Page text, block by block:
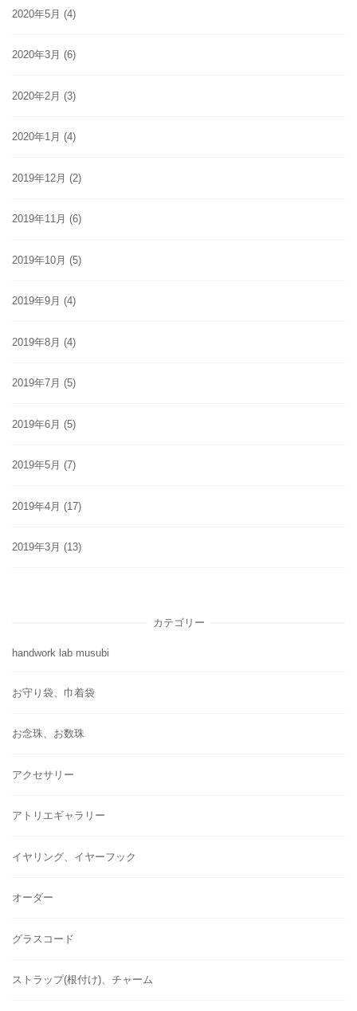
2020年5月 (4)
2020年3月 (6)
2020年2月 (3)
2020年1月 (4)
2019年12月 (2)
2019年11月 (6)
2019年10月 (5)
2019年9月 (4)
2019年8月 (4)
2019年7月 (5)
2019年6月 (5)
2019年5月 (7)
2019年4月 (17)
2019年3月 (13)
カテゴリー
handwork lab musubi
お守り袋、巾着袋
お念珠、お数珠
アクセサリー
アトリエギャラリー
イヤリング、イヤーフック
オーダー
グラスコード
ストラップ(根付け)、チャーム